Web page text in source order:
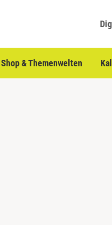
Shop & Themenwelten